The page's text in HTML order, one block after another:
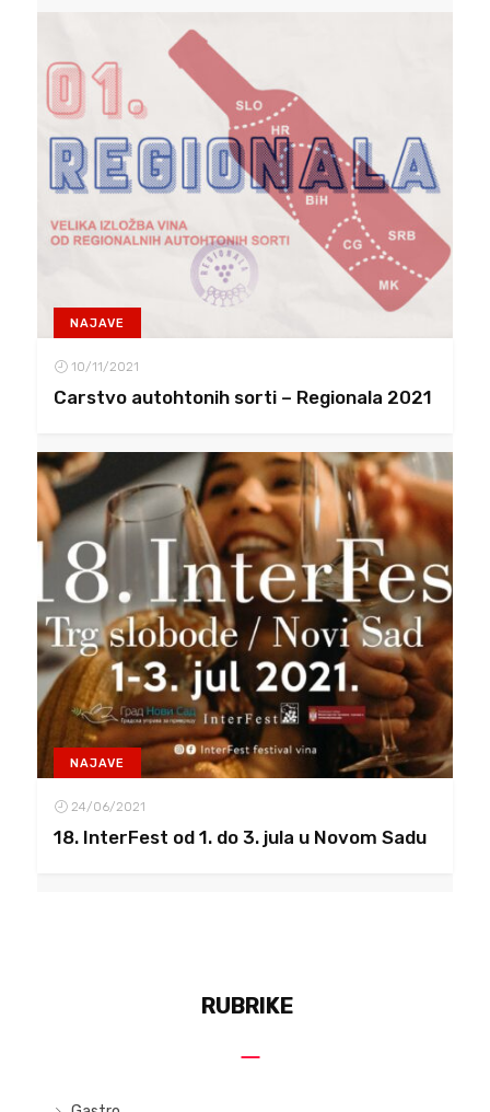
NAJAVE
10/11/2021
Carstvo autohtonih sorti – Regionala 2021
NAJAVE
24/06/2021
18. InterFest od 1. do 3. jula u Novom Sadu
RUBRIKE